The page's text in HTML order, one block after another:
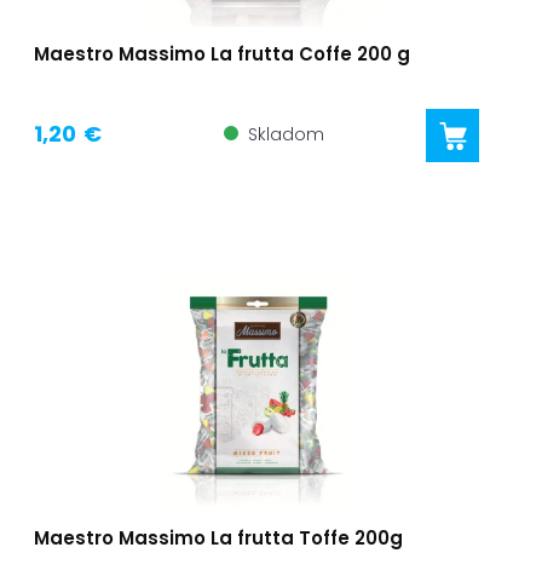
Maestro Massimo La frutta Coffe 200 g
1,20 € Skladom
Maestro Massimo La frutta Toffe 200g